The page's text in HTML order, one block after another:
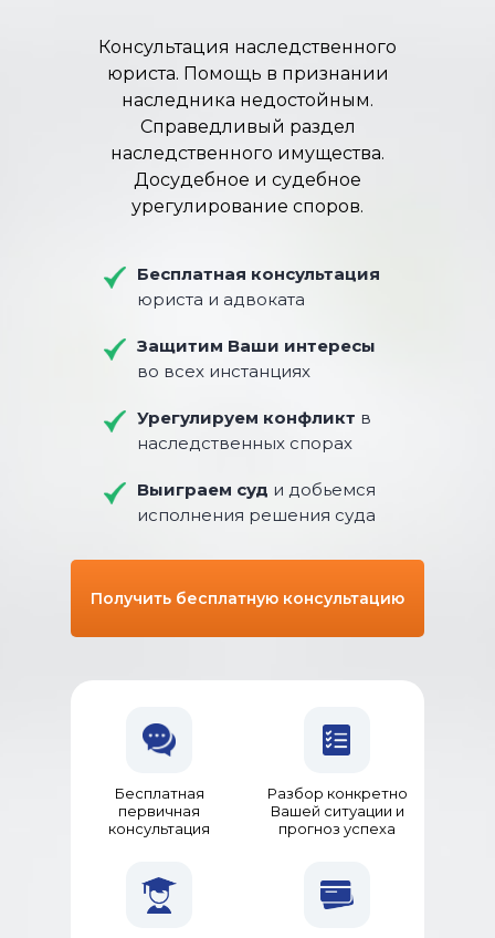
Бесплатная консультация
юриста и адвоката
Защитим Ваши интересы
во всех инстанциях
Урегулируем конфликт в
наследственных спорах
Выиграем суд и добьемся
исполнения решения суда
Бесплатная
первичная
консультация
Разбор конкретно
Вашей ситуации и
прогноз успеха
Получить бесплатную консультацию
Консультация наследственного
юриста. Помощь в признании
наследника недостойным.
Справедливый раздел
наследственного имущества.
Досудебное и судебное
урегулирование споров.